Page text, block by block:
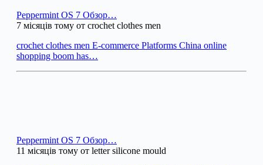
Peppermint OS 7 Обзор…
7 місяців тому от crochet clothes men
crochet clothes men E-commerce Platforms China online
shopping boom has…
Peppermint OS 7 Обзор…
11 місяців тому от letter silicone mould